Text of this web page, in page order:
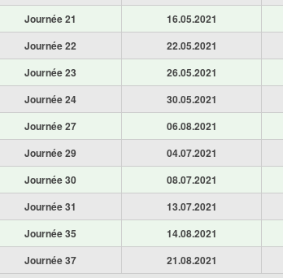
Journée 21 16.05.2021
Journée 22 22.05.2021
Journée 23 26.05.2021
Journée 24 30.05.2021
Journée 27 06.08.2021
Journée 29 04.07.2021
Journée 30 08.07.2021
Journée 31 13.07.2021
Journée 35 14.08.2021
Journée 37 21.08.2021